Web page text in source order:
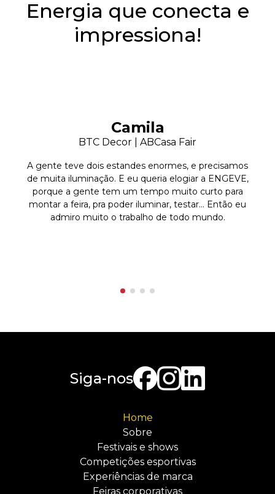
Energia que conecta e
impressiona!
Camila
BTC Decor | ABCasa Fair
A gente teve dois estandes enormes, e precisamos
de muita iluminação. E eu queria elogiar a ENGEVE,
porque a gente tem um tempo muito curto para
montar a feira, pra poder iluminar, testar… Então eu
admiro muito o trabalho de todo mundo.
Siga-nos
Home
Sobre
Festivais e shows
Competições esportivas
Experiências de marca
Feiras corporativas